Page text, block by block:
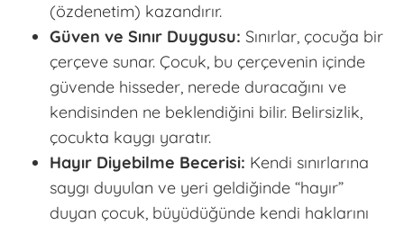
(özdenetim) kazandırır.
Güven ve Sınır Duygusu: Sınırlar, çocuğa bir
çerçeve sunar. Çocuk, bu çerçevenin içinde
güvende hisseder, nerede duracağını ve
kendisinden ne beklendiğini bilir. Belirsizlik,
çocukta kaygı yaratır.
Hayır Diyebilme Becerisi: Kendi sınırlarına
saygı duyulan ve yeri geldiğinde “hayır”
duyan çocuk, büyüdüğünde kendi haklarını